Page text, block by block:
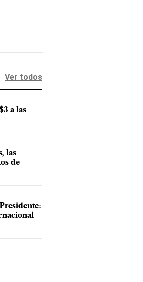
Ver todos
a las
las
de